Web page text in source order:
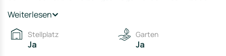
vorhanden)
Dachgeschoss – Ausbaupotenzial
Wärme.
Die elektrische Anlage ist in 3-Phasen-Ausführung
(Drehstrom, 4-Leiter-System) installiert und erfüllt damit
Weiterlesen
Stellplatz
Ja
Garten
Ja